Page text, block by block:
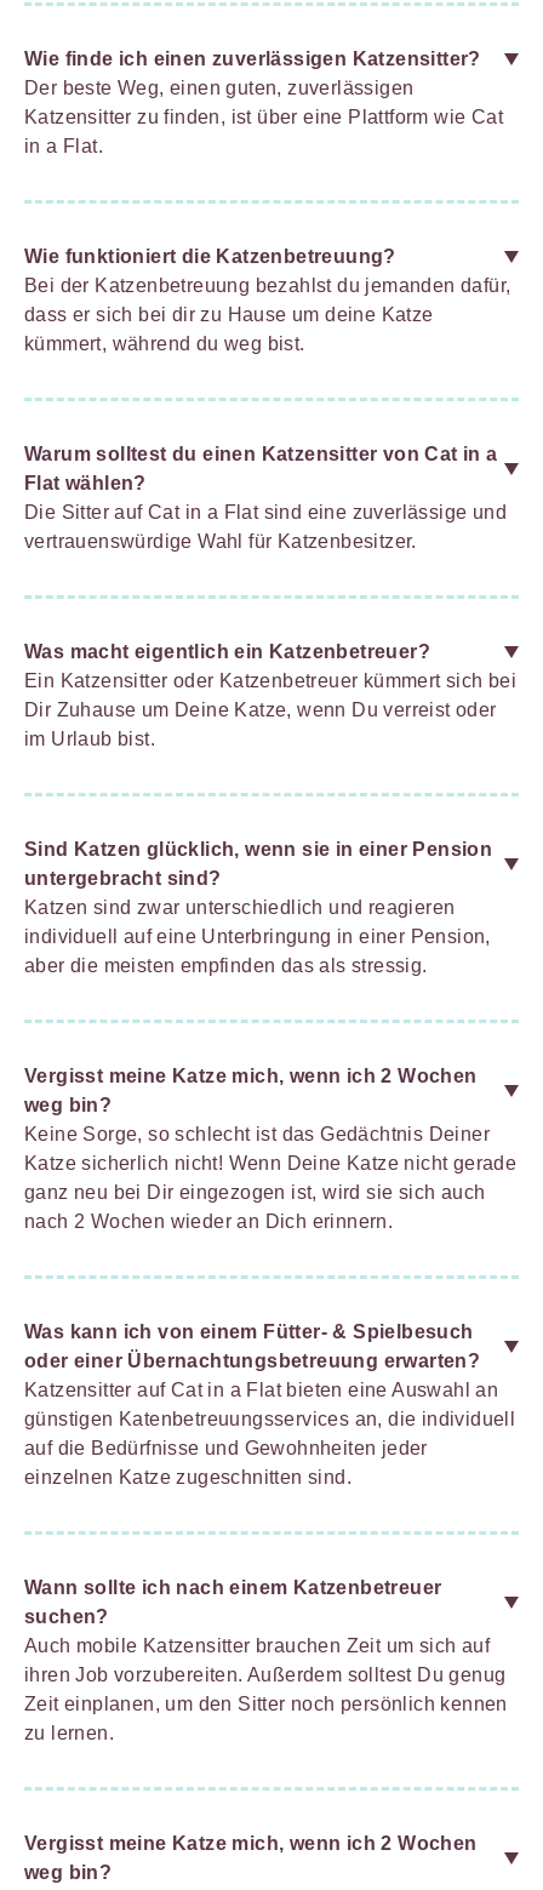
Wie finde ich einen zuverlässigen Katzensitter?
Der beste Weg, einen guten, zuverlässigen
Katzensitter zu finden, ist über eine Plattform wie Cat
in a Flat.
Wie funktioniert die Katzenbetreuung?
Bei der Katzenbetreuung bezahlst du jemanden dafür,
dass er sich bei dir zu Hause um deine Katze
kümmert, während du weg bist.
Warum solltest du einen Katzensitter von Cat in a
Flat wählen?
Die Sitter auf Cat in a Flat sind eine zuverlässige und
vertrauenswürdige Wahl für Katzenbesitzer.
Was macht eigentlich ein Katzenbetreuer?
Ein Katzensitter oder Katzenbetreuer kümmert sich bei
Dir Zuhause um Deine Katze, wenn Du verreist oder
im Urlaub bist.
Sind Katzen glücklich, wenn sie in einer Pension
untergebracht sind?
Katzen sind zwar unterschiedlich und reagieren
individuell auf eine Unterbringung in einer Pension,
aber die meisten empfinden das als stressig.
Vergisst meine Katze mich, wenn ich 2 Wochen
weg bin?
Keine Sorge, so schlecht ist das Gedächtnis Deiner
Katze sicherlich nicht! Wenn Deine Katze nicht gerade
ganz neu bei Dir eingezogen ist, wird sie sich auch
nach 2 Wochen wieder an Dich erinnern.
Was kann ich von einem Fütter- & Spielbesuch
oder einer Übernachtungsbetreuung erwarten?
Katzensitter auf Cat in a Flat bieten eine Auswahl an
günstigen Katenbetreuungsservices an, die individuell
auf die Bedürfnisse und Gewohnheiten jeder
einzelnen Katze zugeschnitten sind.
Wann sollte ich nach einem Katzenbetreuer
suchen?
Auch mobile Katzensitter brauchen Zeit um sich auf
ihren Job vorzubereiten. Außerdem solltest Du genug
Zeit einplanen, um den Sitter noch persönlich kennen
zu lernen.
Vergisst meine Katze mich, wenn ich 2 Wochen
weg bin?